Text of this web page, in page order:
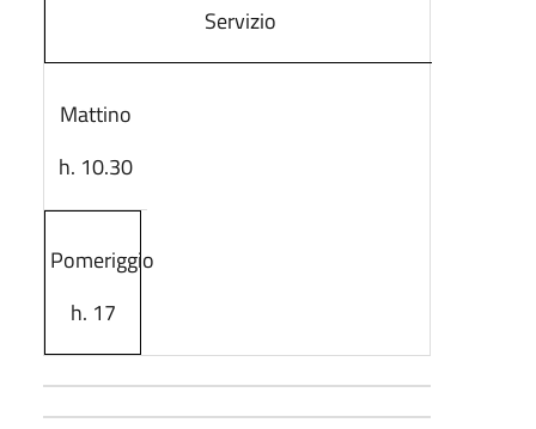
Servizio
Mattino
h. 10.30
Pomeriggio
h. 17